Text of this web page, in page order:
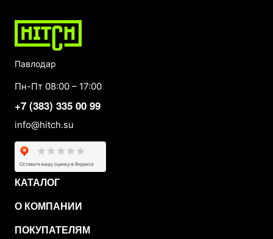
Павлодар
Пн-Пт 08:00 – 17:00
+7 (383) 335 00 99
info@hitch.su
КАТАЛОГ
О КОМПАНИИ
ПОКУПАТЕЛЯМ